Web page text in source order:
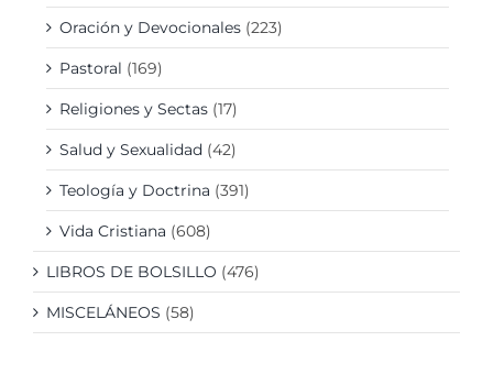
Oración y Devocionales (223)
Pastoral (169)
Religiones y Sectas (17)
Salud y Sexualidad (42)
Teología y Doctrina (391)
Vida Cristiana (608)
LIBROS DE BOLSILLO (476)
MISCELÁNEOS (58)